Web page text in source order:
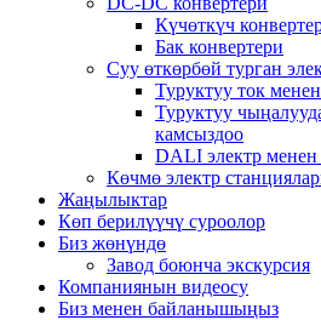
Күчөткүч
Бак конвертери
Суу өткөрбөй турган
Туруктуу ток
Туруктуу
камсыздоо
DALI электр менен
Көчмө электр
Жаңылыктар
Көп берилүүчү суроолор
Биз жөнүндө
Завод боюнча экскурсия
Компаниянын видеосу
Биз менен байланышыңыз